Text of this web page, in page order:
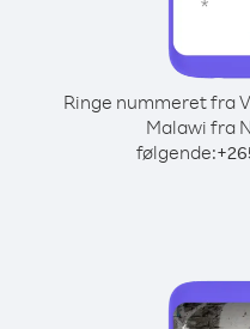
Ringe nummeret fra
Malawi fra
følgende:+